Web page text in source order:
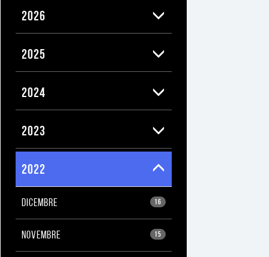
2026
2025
2024
2023
2022
16
DICEMBRE
15
NOVEMBRE